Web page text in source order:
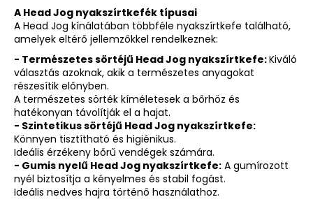
A Head Jog nyakszírtkefék típusai
A Head Jog kínálatában többféle nyakszírtkefe található,
amelyek eltérő jellemzőkkel rendelkeznek:
- Természetes sörtéjű Head Jog nyakszírtkefe:Kiváló
választás azoknak, akik a természetes anyagokat
részesítik előnyben.
A természetes sörték kíméletesek a bőrhöz és
hatékonyan távolítják el a hajat.
- Szintetikus sörtéjű Head Jog nyakszírtkefe:
Könnyen tisztítható és higiénikus.
Ideális érzékeny bőrű vendégek számára.
- Gumis nyelű Head Jog nyakszírtkefe: A gumírozott
nyél biztosítja a kényelmes és stabil fogást.
Ideális nedves hajra történő használathoz.